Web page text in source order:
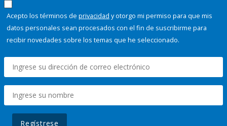
Acepto los términos de privacidad y otorgo mi permiso para que mis
datos personales sean procesados con el fin de suscribirme para
recibir novedades sobre los temas que he seleccionado.
Regístrese